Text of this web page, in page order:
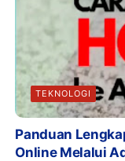
TEKNOLOGI
Panduan
Online Melalui